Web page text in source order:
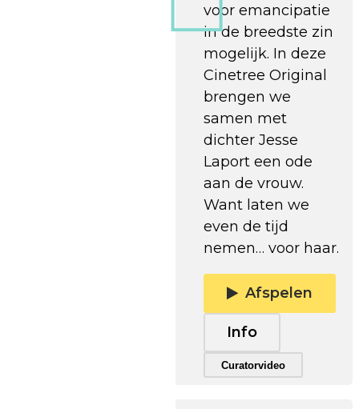
voor emancipatie
in de breedste zin
mogelijk. In deze
Cinetree Original
brengen we
samen met
dichter Jesse
Laport een ode
aan de vrouw.
Want laten we
even de tijd
nemen… voor haar.
Afspelen
Info
Curatorvideo